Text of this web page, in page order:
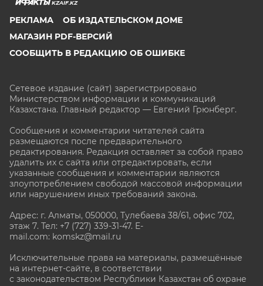
KZAIF.KZ
РЕКЛАМА
ОБ ИЗДАТЕЛЬСКОМ ДОМЕ
МАГАЗИН PDF-ВЕРСИЙ
СООБЩИТЬ В РЕДАКЦИЮ ОБ ОШИБКЕ
Сетевое издание (сайт) зарегистрировано
Министерством информации и коммуникаций
Казахстана. Главный редактор — Евгений Грюнберг.
Сообщения и комментарии читателей сайта
размещаются после предварительного
редактирования. Редакция оставляет за собой право
удалить их с сайта или отредактировать, если
указанные сообщения и комментарии являются
злоупотреблением свободой массовой информации
или нарушением иных требований закона.
Адрес: г. Алматы, 050000, Тулебаева 38/61, офис 702,
этаж 7. Тел: +7 (727) 339-31-47. E-
mail.com: komskz@mail.ru
Исключительные права на материалы, размещённые
на интернет-сайте, в соответствии
с законодательством Республики Казахстан об охране